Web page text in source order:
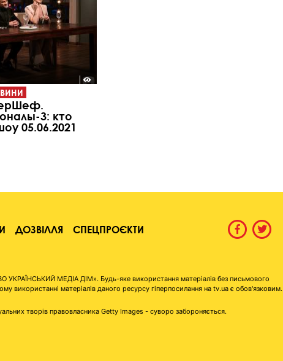
3: кто
05.06.2021
ДОЗВІЛЛЯ СПЕЦПРОЄКТИ
УКРАЇНСЬКИЙ МЕДІА ДІМ». Будь-яке використання матеріалів без письмового
матеріалів даного ресурсу гіперпосилання на tv.ua є обов'язковим.
творів правовласника Getty Images - суворо забороняється.